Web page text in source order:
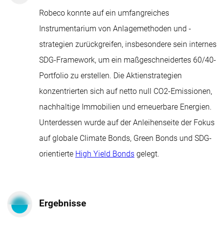
Robeco konnte auf ein umfangreiches
Instrumentarium von Anlagemethoden und -
strategien zurückgreifen, insbesondere sein internes
SDG-Framework, um ein maßgeschneidertes 60/40-
Portfolio zu erstellen. Die Aktienstrategien
konzentrierten sich auf netto null CO2-Emissionen,
nachhaltige Immobilien und erneuerbare Energien.
Unterdessen wurde auf der Anleihenseite der Fokus
auf globale Climate Bonds, Green Bonds und SDG-
orientierte High Yield Bonds gelegt.
Ergebnisse